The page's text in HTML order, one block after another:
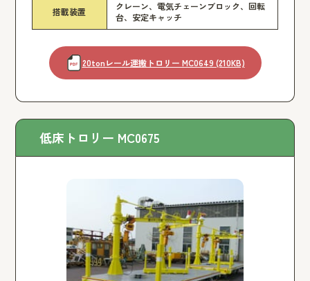
搭載装置
クレーン、電気チェーンブロック、回転
台、安定キャッチ
20tonレール運搬トロリー MC0649 (210KB)
低床トロリー MC0675